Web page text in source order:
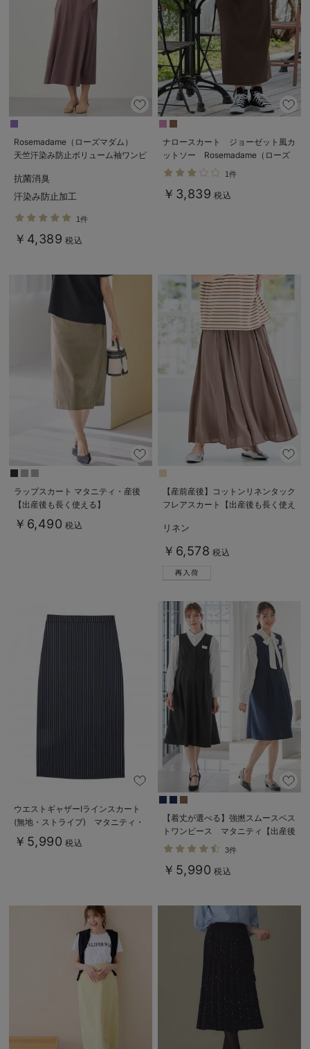
Rosemadame（ローズマダム）
天竺汗染み防止ボリューム袖ワンピ
産後も長く使える】
抗菌消臭
汗染み防止加工
1件
￥4,389 税込
ナロースカート ジョーゼット風カ
ットソー Rosemadame（ローズ
マダム） マタニティ・産後
1件
￥3,839 税込
ラップスカート マタニティ・産後
【出産後も長く使える】
￥6,490 税込
【産前産後】コットンリネンタック
フレアスカート【出産後も長く使え
リネン
￥6,578 税込
ウエストギャザーIラインスカート
(無地・ストライプ) マタニティ・
産後【産後も長く着られる】
￥5,990 税込
【着丈が選べる】強撚スムースベス
トワンピース マタニティ【出産後
も長く使える】
3件
￥5,990 税込